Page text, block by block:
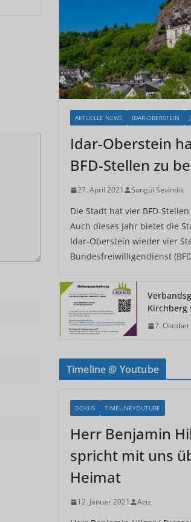
AKTUELLE NEWS IDAR-OBERSTEIN
Idar-Oberstein
BFD-Stellen zu
27. April 2021 Songül Sevindik
Die Stadt hat vier BFD-
Auch dieses Jahr bietet die
Idar-Oberstein wieder vier
Bundesfreiwilligendienst
Kirchberg
7.
Timeline @ Youtube
DOKUS TIMELINEYOUTUBE
Herr Benjamin
spricht mit uns
Heimat
12. Januar 2021 Aziz